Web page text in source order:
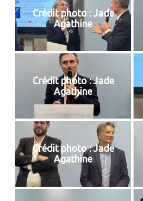
Crédit photo : Jade
Agathine
Crédit photo : Jade
Agathine
Crédit photo : Jade
Agathine